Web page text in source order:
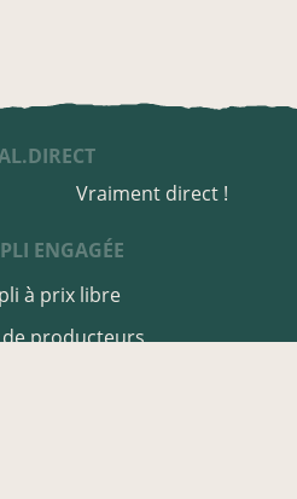
Vraiment direct !
ENGAGÉE
à prix libre
producteurs